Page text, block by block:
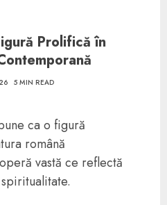
Prolifică în
5 MIN READ
ca o figură
română
vastă ce reflectă